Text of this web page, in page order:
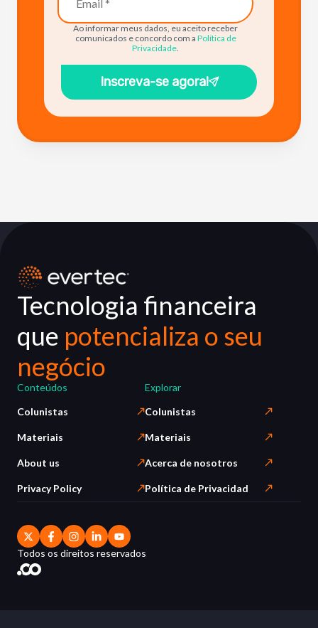
Ao informar meus dados, eu aceito receber
comunicados e concordo com a Política de
Privacidade.
Inscreva-se agora!
Tecnologia financeira
que potencializa o seu
negócio
Conteúdos
Colunistas
Materiais
About us
Privacy Policy
Explorar
Colunistas
Materiais
Acerca de nosotros
Política de Privacidad
Todos os direitos reservados